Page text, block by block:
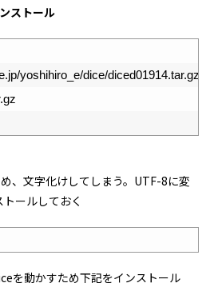
ストール
yoshihiro_e/dice/diced01914.tar.gz
、文字化けしてしまう。UTF-8に変
ールしておく
を動かすため下記をインストール